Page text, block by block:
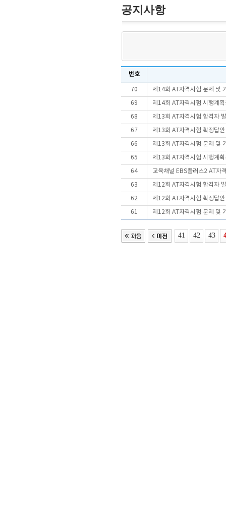
공지사항
번호
70 제14회 AT자격시험 문제 및
69 제14회 AT자격시험 시행계
68 제13회 AT자격시험 합격자
67 제13회 AT자격시험 확정답
66 제13회 AT자격시험 문제 및
65 제13회 AT자격시험 시행계
64 교육채널 EBS플러스2 AT자
63 제12회 AT자격시험 합격자
62 제12회 AT자격시험 확정답
61 제12회 AT자격시험 문제 및
41 42 43